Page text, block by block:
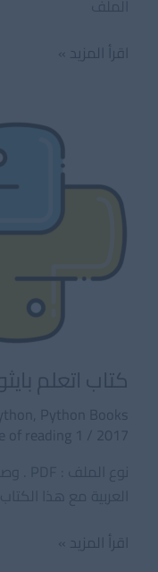
كتاب
بايثون
اقرأ المزيد »
كتاب اتعلم
, Python Books
2017
/
1 minute of reading
كتاب
اقرأ المزيد »